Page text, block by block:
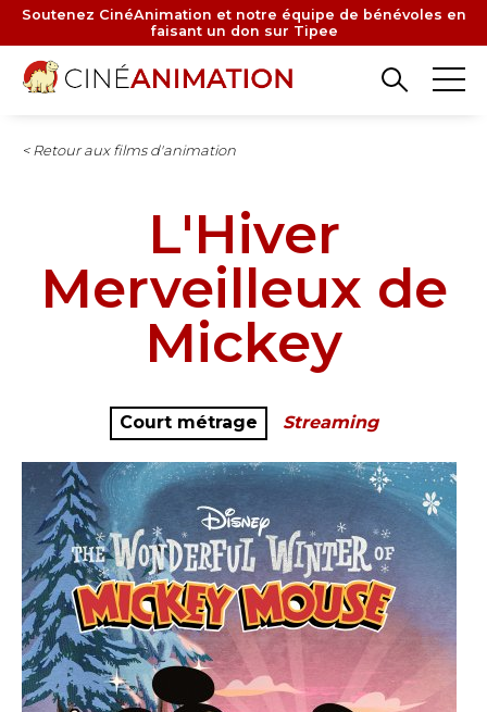
Aller
contenu
principal
Soutenez CinéAnimation et notre équipe de bénévoles en
faisant un don sur Tipee
< Retour aux films d'animation
L'Hiver
Merveilleux de
Mickey
Court métrage Streaming